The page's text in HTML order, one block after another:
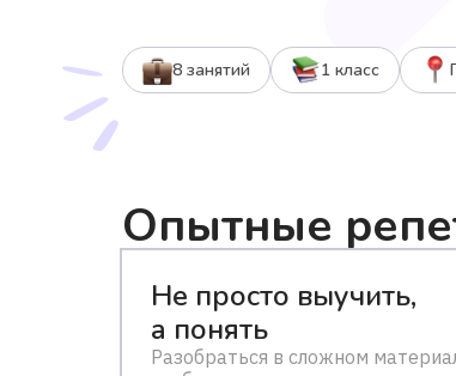
8 занятий 1 класс
Опытные
Не просто выучить,
а понять
Разобраться в сложном